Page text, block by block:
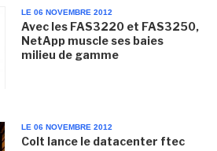
LE 06 NOVEMBRE 2012
Avec les FAS3220 et FAS3250,
NetApp muscle ses baies
milieu de gamme
LE 06 NOVEMBRE 2012
Colt lance le datacenter ftec